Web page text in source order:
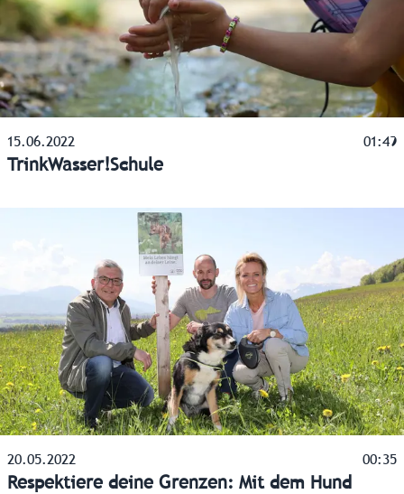
15.06.2022 01:49
TrinkWasser!Schule
20.05.2022 00:35
Respektiere deine Grenzen: Mit dem Hund